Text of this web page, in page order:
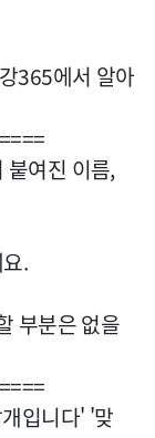
365에서 알아
붙여진 이름,
.
부분은 없을
입니다' '맞